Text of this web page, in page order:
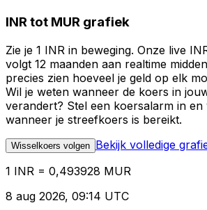
INR tot MUR grafiek
Zie je 1 INR in beweging. Onze live
volgt 12 maanden aan realtime
precies zien hoeveel je geld op elk
Wil je weten wanneer de koers in
verandert? Stel een koersalarm in en
wanneer je streefkoers is bereikt.
Wisselkoers volgen Bekijk volledige
1 INR = 0,493928 MUR
8 aug 2026, 09:14 UTC